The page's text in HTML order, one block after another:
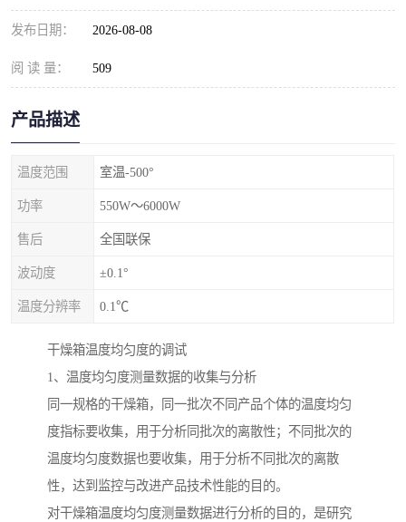
发布日期： 2026-08-08
阅 读 量： 509
产品描述
温度范围 室温-500°
功率 550W～6000W
售后 全国联保
波动度 ±0.1°
温度分辨率 0.1℃
干燥箱温度均匀度的调试
1、温度均匀度测量数据的收集与分析
同一规格的干燥箱，同一批次不同产品个体的温度均匀
度指标要收集，用于分析同批次的离散性；不同批次的
温度均匀度数据也要收集，用于分析不同批次的离散
性，达到监控与改进产品技术性能的目的。
对干燥箱温度均匀度测量数据进行分析的目的，是研究